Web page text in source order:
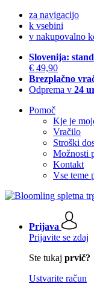
za navigacijo
k vsebini
v nakupovalno
Slovenija:
€ 49,90
Brezplačno
Odprema v 24
Pomoč
Kje je
Vračilo
Stroški
Možnosti
Kontakt
Vse teme
Prijava
Prijavite se zdaj
Ste tukaj prvič?
Ustvarite račun